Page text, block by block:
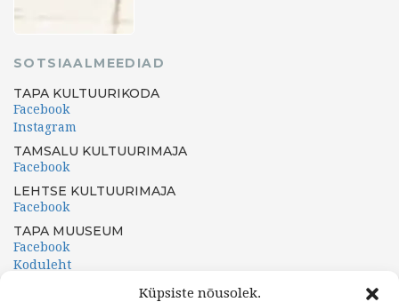
Küpsiste nõusolek.
SOTSIAALMEEDIAD
TAPA KULTUURIKODA
Facebook
Instagram
TAMSALU KULTUURIMAJA
Facebook
LEHTSE KULTUURIMAJA
Facebook
TAPA MUUSEUM
Facebook
Koduleht
PORKUNI PAEMUUSEUM